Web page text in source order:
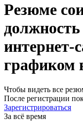
Резюме
интернет-
графиком
Чтобы видеть все
После регистрации
Зарегистрироваться
За всё время